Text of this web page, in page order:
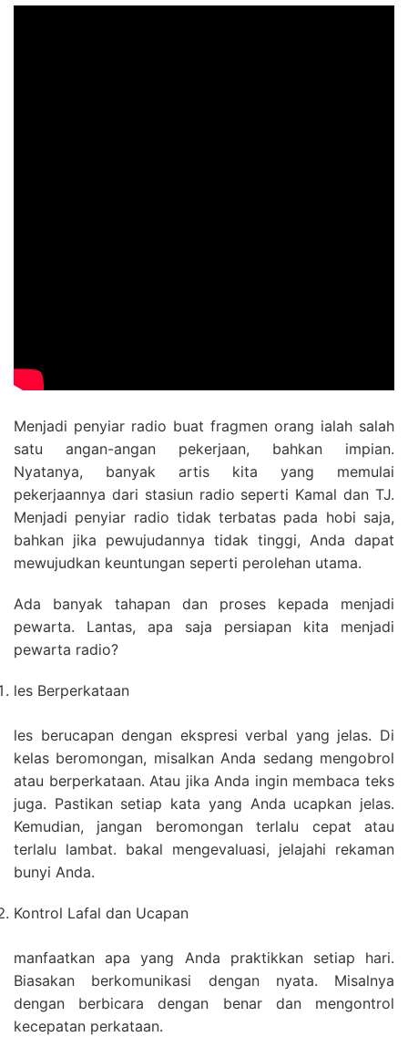
Menjadi penyiar radio buat fragmen orang ialah salah
satu angan-angan pekerjaan, bahkan impian.
Nyatanya, banyak artis kita yang memulai
pekerjaannya dari stasiun radio seperti Kamal dan TJ.
Menjadi penyiar radio tidak terbatas pada hobi saja,
bahkan jika pewujudannya tidak tinggi, Anda dapat
mewujudkan keuntungan seperti perolehan utama.
Ada banyak tahapan dan proses kepada menjadi
pewarta. Lantas, apa saja persiapan kita menjadi
pewarta radio?
les Berperkataan
les berucapan dengan ekspresi verbal yang jelas. Di
kelas beromongan, misalkan Anda sedang mengobrol
atau berperkataan. Atau jika Anda ingin membaca teks
juga. Pastikan setiap kata yang Anda ucapkan jelas.
Kemudian, jangan beromongan terlalu cepat atau
terlalu lambat. bakal mengevaluasi, jelajahi rekaman
bunyi Anda.
Kontrol Lafal dan Ucapan
manfaatkan apa yang Anda praktikkan setiap hari.
Biasakan berkomunikasi dengan nyata. Misalnya
dengan berbicara dengan benar dan mengontrol
kecepatan perkataan.